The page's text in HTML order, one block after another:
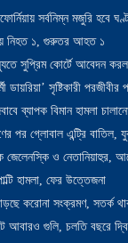
সর্বনিম্ন মজুরি হবে
নিহত ১, গুরুতর আহত ১
সুপ্রিম কোর্টে আবেদন করল
ডায়রিয়া’ সৃষ্টিকারী
ব্যাপক বিমান হামলা
পর গ্লোবাল এন্ট্রি বাতিল,
জেলেনস্কি ও নেতানিয়াহুর,
হামলা, ফের উত্তেজনা
করোনা সংক্রমণ, সতর্ক
আবারও গুলি, চলতি বছরে